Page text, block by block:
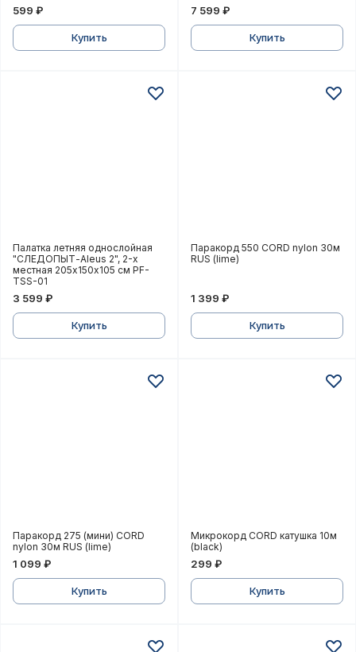
599 ₽
Купить
7 599 ₽
Купить
Палатка летняя однослойная "СЛЕДОПЫТ-Aleus 2",
Палатка летняя однослойная
"СЛЕДОПЫТ-Aleus 2", 2-х
местная 205х150х105 см PF-
TSS-01
3 599 ₽
Купить
Паракорд 550 CORD
Паракорд 550 CORD nylon 30м
RUS (lime)
1 399 ₽
Купить
Паракорд 275 (мини) CORD nylon 30м RUS (lime)
Паракорд 275 (мини) CORD
nylon 30м RUS (lime)
1 099 ₽
Купить
Микрокорд CORD
Микрокорд CORD катушка 10м
(black)
299 ₽
Купить